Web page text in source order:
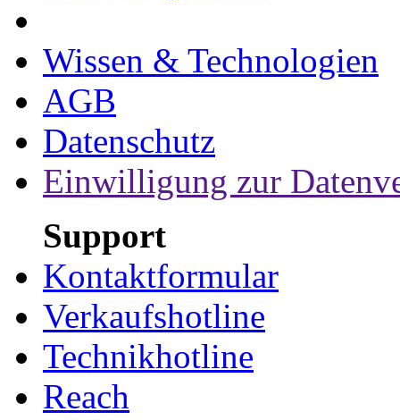
Wissen & Technologien
AGB
Datenschutz
Einwilligung zur
Support
Kontaktformular
Verkaufshotline
Technikhotline
Reach